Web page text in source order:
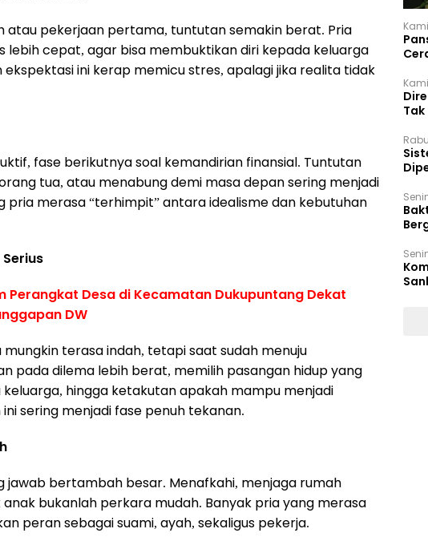
atau pekerjaan pertama, tuntutan semakin berat. Pria
lebih cepat, agar bisa membuktikan diri kepada keluarga
ekspektasi ini kerap memicu stres, apalagi jika realita tidak
fase berikutnya soal kemandirian finansial. Tuntutan
tua, atau menabung demi masa depan sering menjadi
pria merasa “terhimpit” antara idealisme dan kebutuhan
Perangkat Desa di Kecamatan Dukupuntang Dekat
DW
terasa indah, tetapi saat sudah menuju
pada dilema lebih berat, memilih pasangan hidup yang
hingga ketakutan apakah mampu menjadi
sering menjadi fase penuh tekanan.
jawab bertambah besar. Menafkahi, menjaga rumah
bukanlah perkara mudah. Banyak pria yang merasa
peran sebagai suami, ayah, sekaligus pekerja.